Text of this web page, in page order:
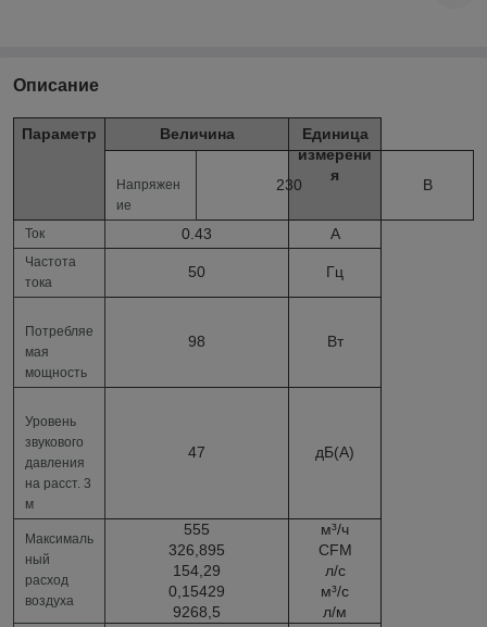
Описание
Параметр Величина
Единица
измерени
я
Напряжен
ие
230 В
Ток 0.43 А
Частота
тока
50 Гц
Потребляе
мая
мощность
98 Вт
Уровень
звукового
давления
на расст. 3
м
47 дБ(А)
Максималь
ный
расход
воздуха
555
326,895
154,29
0,15429
9268,5
м³/ч
CFM
л/с
м³/c
л/м